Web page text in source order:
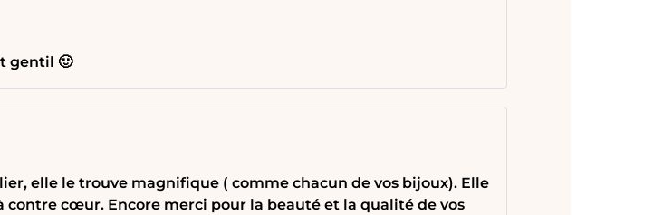
gentil 🙂
elle le trouve magnifique ( comme chacun de vos bijoux). Elle
cœur. Encore merci pour la beauté et la qualité de vos